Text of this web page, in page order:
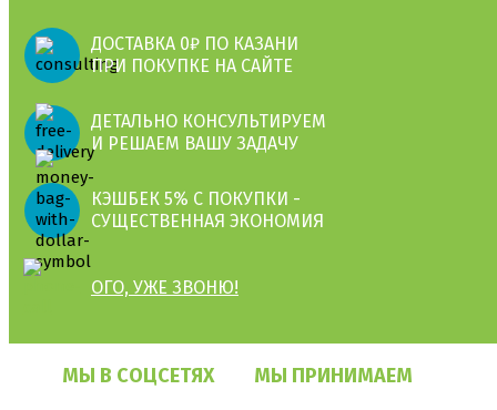
ДОСТАВКА 0₽ ПО КАЗАНИ
ПРИ ПОКУПКЕ НА САЙТЕ
ДЕТАЛЬНО КОНСУЛЬТИРУЕМ
И РЕШАЕМ ВАШУ ЗАДАЧУ
КЭШБЕК 5% С ПОКУПКИ -
СУЩЕСТВЕННАЯ ЭКОНОМИЯ
ОГО, УЖЕ ЗВОНЮ!
МЫ В СОЦСЕТЯХ МЫ ПРИНИМАЕМ